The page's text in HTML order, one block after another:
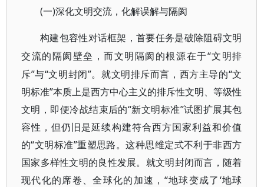
(一)深化文明交流，化解误解与隔阂
构建包容性对话框架，首要任务是破除阻碍文明
交流的隔阂壁垒，而文明隔阂的根源在于“文明排
斥”与“文明封闭”。就文明排斥而言，西方主导的“文
明标准”本质上是西方中心主义的排斥性文明、等级性
文明，即便冷战结束后的“新文明标准”试图扩展其包
容性，但仍旧是延续构建符合西方国家利益和价值
的“文明标准”重塑思路。这种思维定式不利于非西方
国家多样性文明的良性发展。就文明封闭而言，随着
现代化的席卷、全球化的加速，“地球变成了‘地球